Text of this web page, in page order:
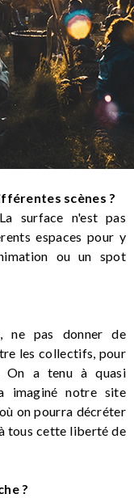
scènes ?
surface n'est pas
espaces pour y
ou un spot
ne pas donner de
les collectifs, pour
On a tenu à quasi
imaginé notre site
on pourra décréter
tous cette liberté de
?